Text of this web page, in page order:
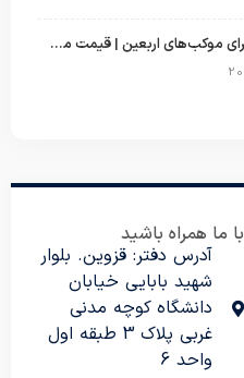
خرید عمده پتو مینک برای موکب‌های اربعین | قیمت مناسب و ارسال سریع
با ما همراه باشید
آدرس دفتر: قزوین. بلوار
شهید بابایی خیابان
دانشگاه کوچه مدنی
غربی پلاک 3 طبقه اول
واحد 6